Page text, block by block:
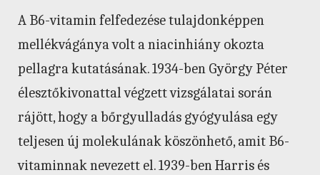
A B6-vitamin felfedezése tulajdonképpen
mellékvágánya volt a niacinhiány okozta
pellagra kutatásának. 1934-ben György Péter
élesztőkivonattal végzett vizsgálatai során
rájött, hogy a bőrgyulladás gyógyulása egy
teljesen új molekulának köszönhető, amit B6-
vitaminnak nevezett el. 1939-ben Harris és